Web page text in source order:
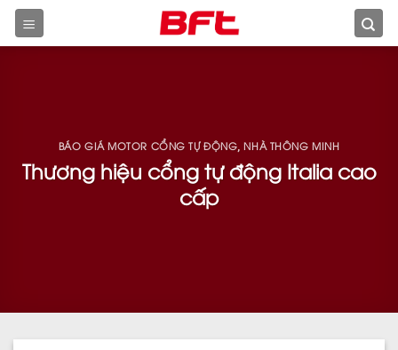
Skip
BÁO GIÁ MOTOR CỔNG TỰ ĐỘNG, NHÀ THÔNG MINH
Thương hiệu cổng tự động Italia cao
cấp